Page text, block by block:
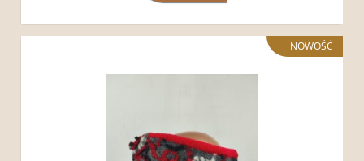
NOWOŚĆ